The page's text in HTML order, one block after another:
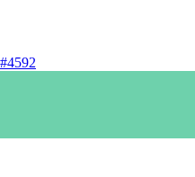
#4592